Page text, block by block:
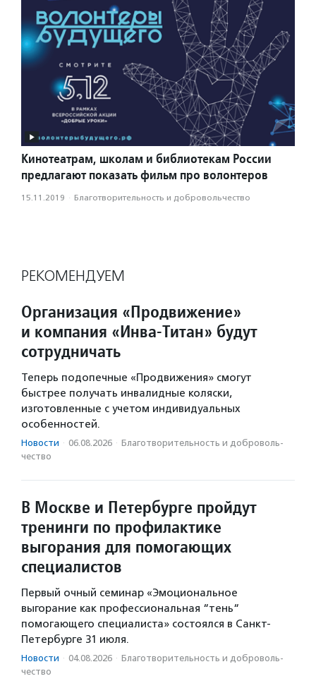
Кинотеатрам, школам и библиотекам России
предлагают показать фильм про волонтеров
15.11.2019 · Благотвори­тель­ность и доброволь­чест­во
РЕКОМЕНДУЕМ
Организация «Продвижение»
и компания «Инва-Титан» будут
сотрудничать
Теперь подопечные «Продвижения» смогут
быстрее получать инвалидные коляски,
изготовленные с учетом индивидуальных
особенностей.
Новости · 06.08.2026 · Благотвори­тель­ность и доброволь­
чест­во
В Москве и Петербурге пройдут
тренинги по профилактике
выгорания для помогающих
специалистов
Первый очный семинар «Эмоциональное
выгорание как профессиональная “тень“
помогающего специалиста» состоялся в Санкт-
Петербурге 31 июля.
Новости · 04.08.2026 · Благотвори­тель­ность и доброволь­
чест­во